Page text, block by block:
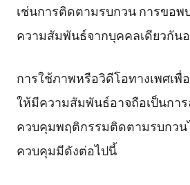
เช่นการติดตามรบกวน การขอพ
ความสัมพันธ์จากบุคคลเดียวกัน
การใช้ภาพหรือวิดีโอทางเพศเพื่
ให้มีความสัมพันธ์อาจถือเป็นกา
ควบคุมพฤติกรรมติดตามรบกว
ควบคุมมีดังต่อไปนี้